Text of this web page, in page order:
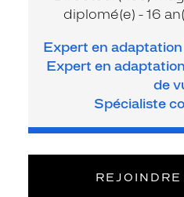
diplomé(e) - 16
Expert en
Expert en
de
Spécialiste
REJOINDRE